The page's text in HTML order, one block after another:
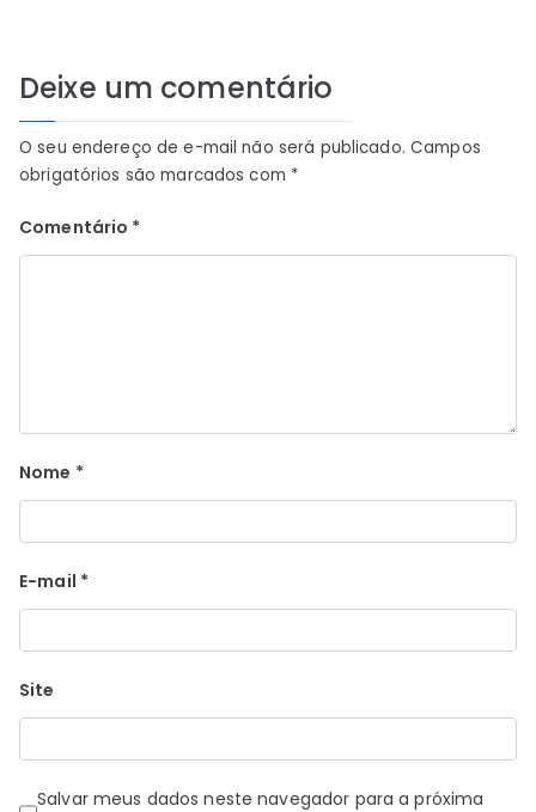
Deixe um comentário
O seu endereço de e-mail não será publicado. Campos
obrigatórios são marcados com *
Comentário *
Nome *
E-mail *
Site
Salvar meus dados neste navegador para a próxima